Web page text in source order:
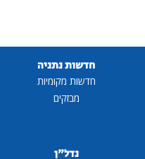
חדשות נתניה
חדשות מקומיות
מבזקים
נדל"ן